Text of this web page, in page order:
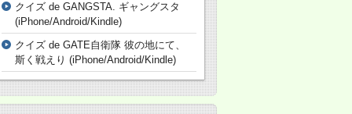
クイズ de GANGSTA. ギャングスタ
(iPhone/Android/Kindle)
クイズ de GATE自衛隊 彼の地にて、
斯く戦えり (iPhone/Android/Kindle)